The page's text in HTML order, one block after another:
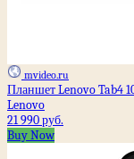
mvideo.ru
Планшет Lenovo Tab4
Lenovo
21 990 руб.
Buy Now